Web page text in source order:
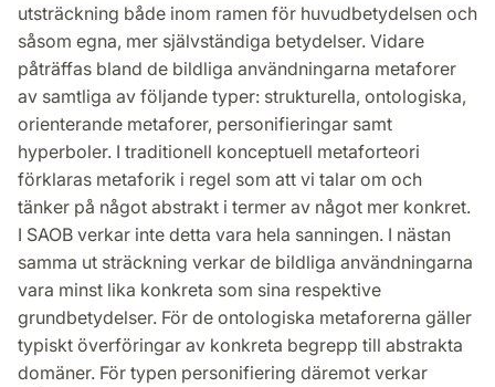
utsträckning både inom ramen för huvudbetydelsen och
såsom egna, mer självständiga betydelser. Vidare
påträffas bland de bildliga användningarna metaforer
av samtliga av följande typer: strukturella, ontologiska,
orienterande metaforer, personifieringar samt
hyperboler. I traditionell konceptuell metaforteori
förklaras metaforik i regel som att vi talar om och
tänker på något abstrakt i termer av något mer konkret.
I SAOB verkar inte detta vara hela sanningen. I nästan
samma ut sträckning verkar de bildliga användningarna
vara minst lika konkreta som sina respektive
grundbetydelser. För de ontologiska metaforerna gäller
typiskt överföringar av konkreta begrepp till abstrakta
domäner. För typen personifiering däremot verkar